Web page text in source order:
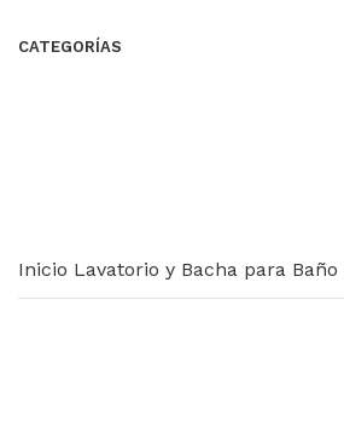
CATEGORÍAS
Inicio Lavatorio y Bacha para Baño